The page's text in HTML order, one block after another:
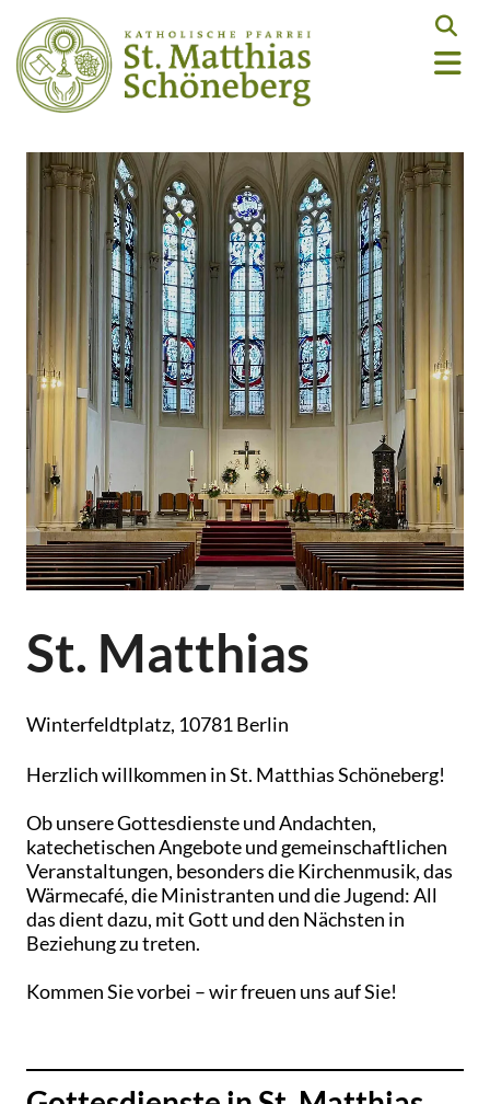
St. Matthias
Winterfeldtplatz, 10781 Berlin
Herzlich willkommen in St. Matthias Schöneberg!
Ob unsere Gottesdienste und Andachten,
katechetischen Angebote und gemeinschaftlichen
Veranstaltungen, besonders die Kirchenmusik, das
Wärmecafé, die Ministranten und die Jugend: All
das dient dazu, mit Gott und den Nächsten in
Beziehung zu treten.
Kommen Sie vorbei – wir freuen uns auf Sie!